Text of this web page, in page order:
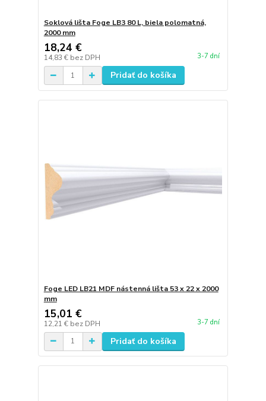
Soklová lišta Foge LB3 80 L, biela polomatná,
2000 mm
18,24 €
14,83 € bez DPH 3-7 dní
Pridať do košíka
Foge LED LB21 MDF nástenná lišta 53 x 22 x 2000
mm
15,01 €
12,21 € bez DPH 3-7 dní
Pridať do košíka